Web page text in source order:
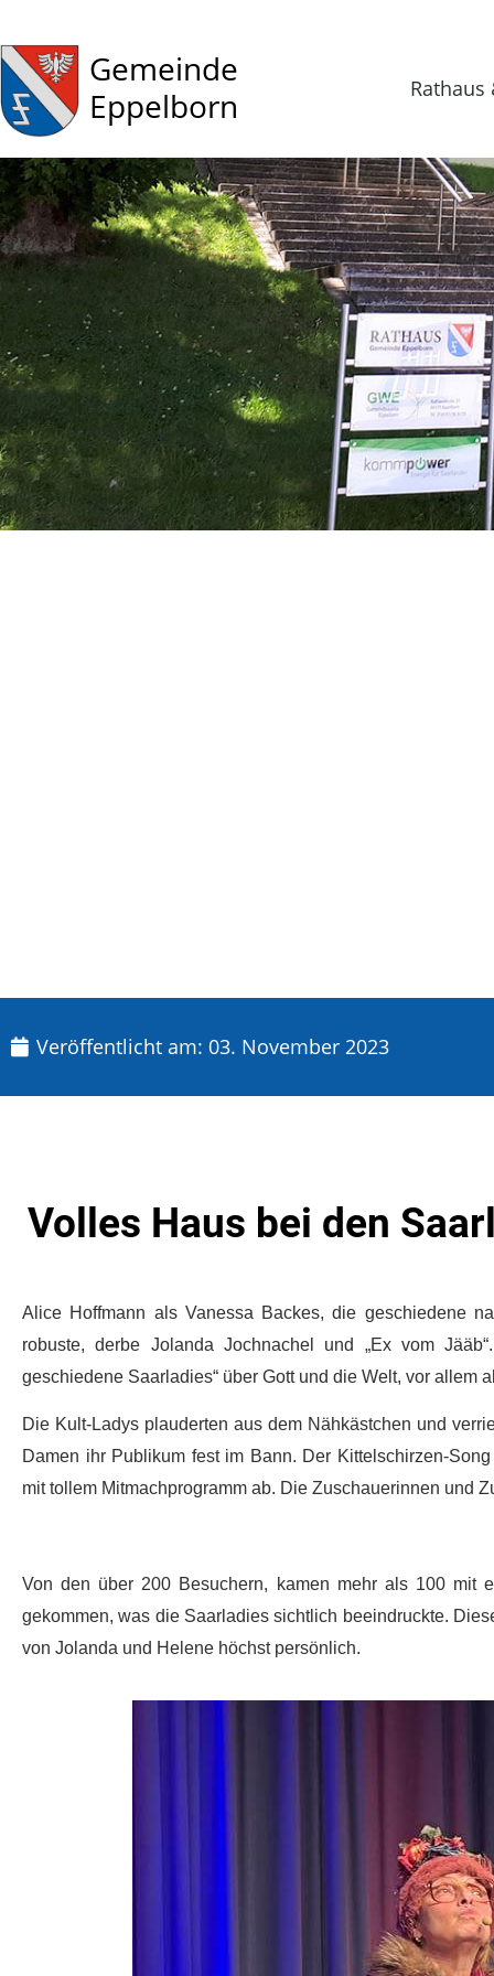
Gemeinde
Eppelborn
Rathaus
Veröffentlicht am: 03. November 2023
Volles Haus bei den
Alice Hoffmann als Vanessa Backes, die geschiedene
robuste, derbe Jolanda Jochnachel und „Ex vom
geschiedene Saarladies“ über Gott und die Welt, vor allem
Die Kult-Ladys plauderten aus dem Nähkästchen und
Damen ihr Publikum fest im Bann. Der Kittelschirzen-
mit tollem Mitmachprogramm ab. Die Zuschauerinnen und
Von den über 200 Besuchern, kamen mehr als 100 mit
gekommen, was die Saarladies sichtlich beeindruckte.
von Jolanda und Helene höchst persönlich.